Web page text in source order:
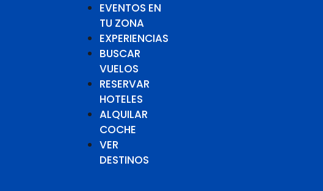
EVENTOS EN
TU ZONA
EXPERIENCIAS
BUSCAR
VUELOS
RESERVAR
HOTELES
ALQUILAR
COCHE
VER
DESTINOS